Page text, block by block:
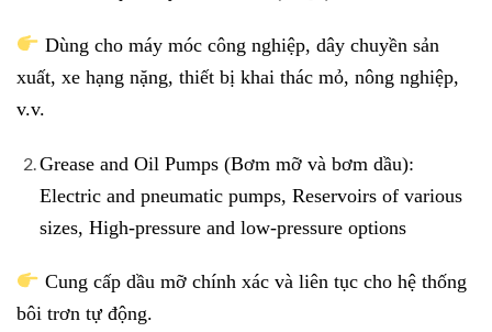
Dùng cho máy móc công nghiệp, dây chuyền sản
xuất, xe hạng nặng, thiết bị khai thác mỏ, nông nghiệp,
v.v.
Grease and Oil Pumps (Bơm mỡ và bơm dầu):
Electric and pneumatic pumps, Reservoirs of various
sizes, High-pressure and low-pressure options
Cung cấp dầu mỡ chính xác và liên tục cho hệ thống
bôi trơn tự động.